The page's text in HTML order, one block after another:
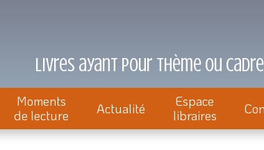
Livres ayant pour thème ou
Moments
de lecture
Actualité
Espace
libraires